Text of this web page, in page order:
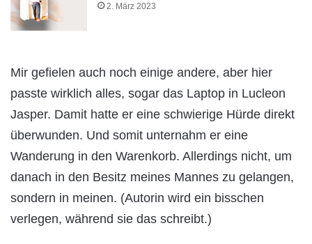
2. März 2023
Mir gefielen auch noch einige andere, aber hier
passte wirklich alles, sogar das Laptop in Lucleon
Jasper. Damit hatte er eine schwierige Hürde direkt
überwunden. Und somit unternahm er eine
Wanderung in den Warenkorb. Allerdings nicht, um
danach in den Besitz meines Mannes zu gelangen,
sondern in meinen. (Autorin wird ein bisschen
verlegen, während sie das schreibt.)